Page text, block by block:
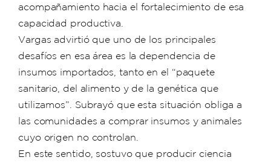
acompañamiento hacia el fortalecimiento de esa
capacidad productiva.
Vargas advirtió que uno de los principales
desafíos en esa área es la dependencia de
insumos importados, tanto en el “paquete
sanitario, del alimento y de la genética que
utilizamos”. Subrayó que esta situación obliga a
las comunidades a comprar insumos y animales
cuyo origen no controlan.
En este sentido, sostuvo que producir ciencia